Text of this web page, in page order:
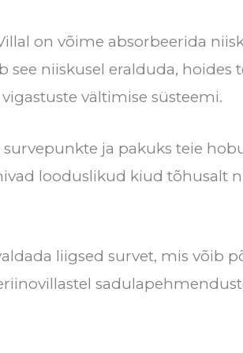
on võime absorbeerida
niiskusel eralduda, hoides
vältimise süsteemi.
ja pakuks teie
looduslikud kiud tõhusalt
liigsed survet, mis võib